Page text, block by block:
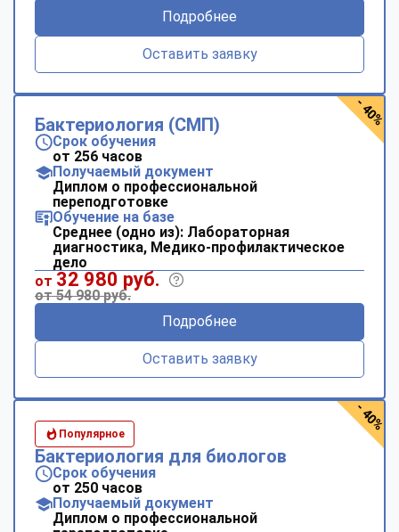
Подробнее
Оставить заявку
Бактериология (СМП)
Срок обучения
от 256 часов
Получаемый документ
Диплом о профессиональной
переподготовке
Обучение на базе
Среднее (одно из): Лабораторная
диагностика, Медико-профилактическое
дело
от 32 980 руб.
от 54 980 руб.
Подробнее
Оставить заявку
- 40%
Популярное
Бактериология для биологов
Срок обучения
от 250 часов
Получаемый документ
Диплом о профессиональной
- 40%